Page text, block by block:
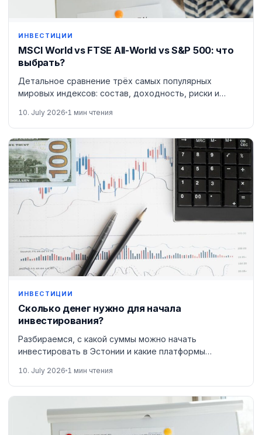
ИНВЕСТИЦИИ
MSCI World vs FTSE All-World vs S&P 500: что
выбрать?
Детальное сравнение трёх самых популярных
мировых индексов: состав, доходность, риски и
10. July 2026 1 мин чтения
ИНВЕСТИЦИИ
Сколько денег нужно для начала
инвестирования?
Разбираемся, с какой суммы можно начать
инвестировать в Эстонии и какие платформы
10. July 2026 1 мин чтения